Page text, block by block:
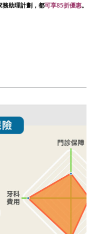
務助理計劃，都可享85折優惠。